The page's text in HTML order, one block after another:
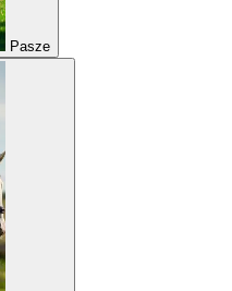
Pasze